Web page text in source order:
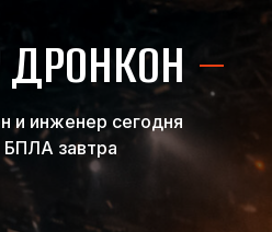
и инженер сегодня
БПЛА завтра
ДРОНКОН